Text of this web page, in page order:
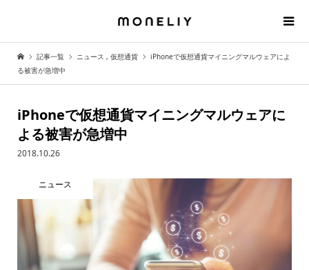
記事一覧 ニュース , 仮想通貨
iPhoneで仮想通貨マイニングマルウェアによ
る被害が急増中
iPhoneで仮想通貨マイニングマルウェアに
よる被害が急増中
2018.10.26
ニュース